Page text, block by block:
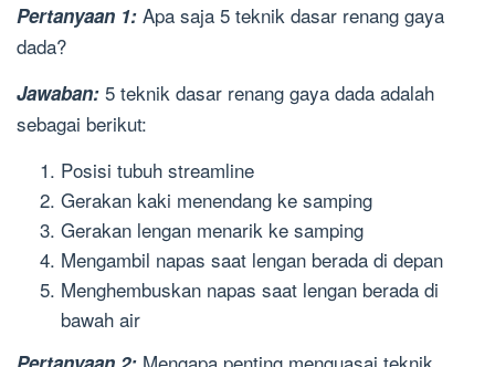
Pertanyaan 1: Apa saja 5 teknik dasar renang gaya
dada?
Jawaban: 5 teknik dasar renang gaya dada adalah
sebagai berikut:
Posisi tubuh streamline
Gerakan kaki menendang ke samping
Gerakan lengan menarik ke samping
Mengambil napas saat lengan berada di depan
Menghembuskan napas saat lengan berada di
bawah air